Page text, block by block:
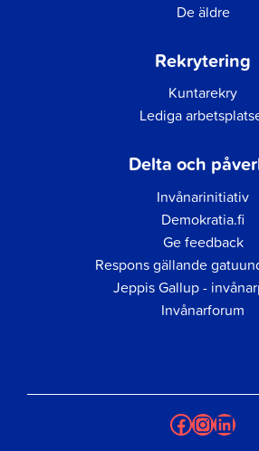
De äldre
Rekrytering
Kuntarekry
Lediga
Delta och
Invånarinitiativ
Demokratia.fi
Ge feedback
Respons gällande
Jeppis Gallup -
Invånarforum
Facebook